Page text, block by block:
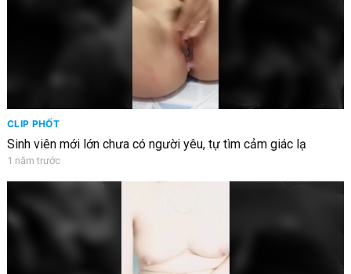
CLIP PHỐT
Sinh viên mới lớn chưa có người yêu, tự tìm cảm giác lạ
1 năm trước